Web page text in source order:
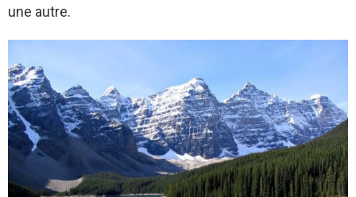
une autre.